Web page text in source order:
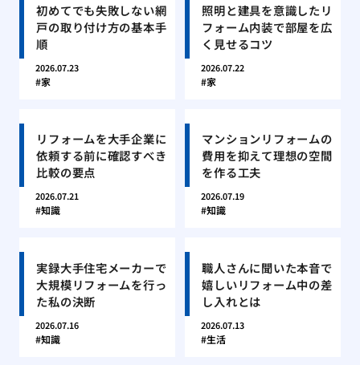
初めてでも失敗しない網
戸の取り付け方の基本手
順
2026.07.23
家
照明と建具を意識したリ
フォーム内装で部屋を広
く見せるコツ
2026.07.22
家
リフォームを大手企業に
依頼する前に確認すべき
比較の要点
2026.07.21
知識
マンションリフォームの
費用を抑えて理想の空間
を作る工夫
2026.07.19
知識
実録大手住宅メーカーで
大規模リフォームを行っ
た私の決断
2026.07.16
知識
職人さんに聞いた本音で
嬉しいリフォーム中の差
し入れとは
2026.07.13
生活